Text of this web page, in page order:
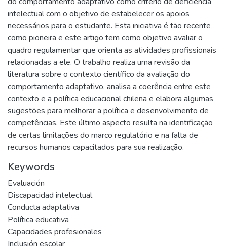
intelectual com o objetivo de estabelecer os apoios
necessários para o estudante. Esta iniciativa é tão recente
como pioneira e este artigo tem como objetivo avaliar o
quadro regulamentar que orienta as atividades profissionais
relacionadas a ele. O trabalho realiza uma revisão da
literatura sobre o contexto científico da avaliação do
comportamento adaptativo, analisa a coerência entre este
contexto e a política educacional chilena e elabora algumas
sugestões para melhorar a política e desenvolvimento de
competências. Este último aspecto resulta na identificação
de certas limitações do marco regulatório e na falta de
recursos humanos capacitados para sua realização.
Keywords
Evaluación
Discapacidad intelectual
Conducta adaptativa
Política educativa
Capacidades profesionales
Inclusión escolar